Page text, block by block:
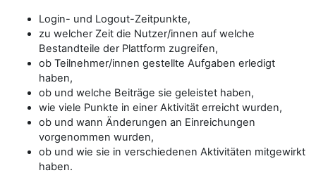
Login- und Logout-Zeitpunkte,
zu welcher Zeit die Nutzer/innen auf welche
Bestandteile der Plattform zugreifen,
ob Teilnehmer/innen gestellte Aufgaben erledigt
haben,
ob und welche Beiträge sie geleistet haben,
wie viele Punkte in einer Aktivität erreicht wurden,
ob und wann Änderungen an Einreichungen
vorgenommen wurden,
ob und wie sie in verschiedenen Aktivitäten mitgewirkt
haben.